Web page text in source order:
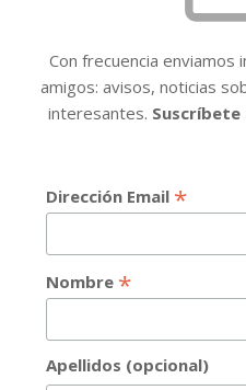
Con frecuencia enviamos
amigos: avisos, noticias
interesantes.
Dirección Email *
Nombre *
Apellidos (opcional)